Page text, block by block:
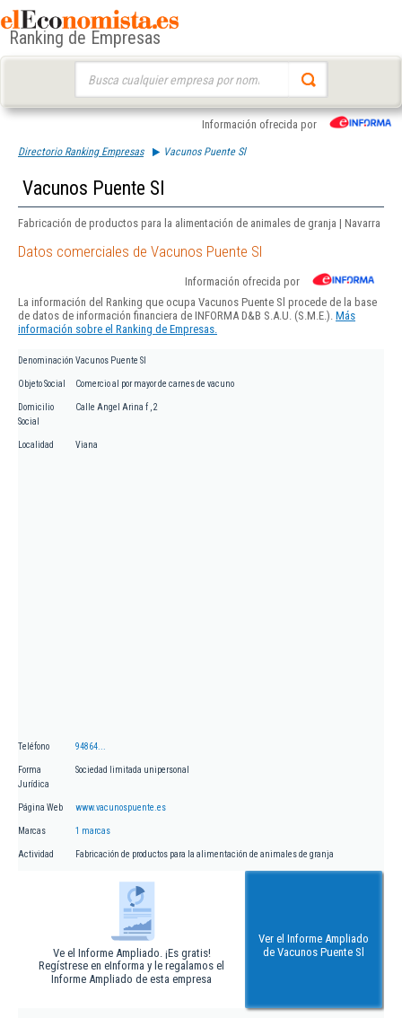
Ranking de Empresas
Información ofrecida por
Directorio Ranking Empresas Vacunos Puente Sl
Vacunos Puente Sl
Fabricación de productos para la alimentación de animales de granja | Navarra
Datos comerciales de Vacunos Puente Sl
Información ofrecida por
La información del Ranking que ocupa Vacunos Puente Sl procede de la base
de datos de información financiera de INFORMA D&B S.A.U. (S.M.E.). Más
información sobre el Ranking de Empresas.
Denominación Vacunos Puente Sl
Objeto Social Comercio al por mayor de carnes de vacuno
Domicilio
Social
Calle Angel Arina f , 2
Localidad Viana
Teléfono 94864...
Forma
Jurídica
Sociedad limitada unipersonal
Página Web www.vacunospuente.es
Marcas 1 marcas
Actividad Fabricación de productos para la alimentación de animales de granja
Ve el Informe Ampliado. ¡Es gratis!
Regístrese en eInforma y le regalamos el
Informe Ampliado de esta empresa
Ver el Informe Ampliado
de Vacunos Puente Sl